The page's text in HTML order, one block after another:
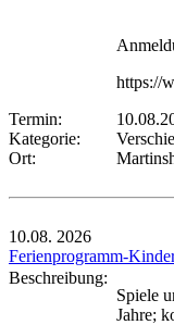
https://
Termin:
Kategorie:
Ort:
10.08. 2026
Ferienprogramm-
Beschreibung:
Spiele
Jahre;